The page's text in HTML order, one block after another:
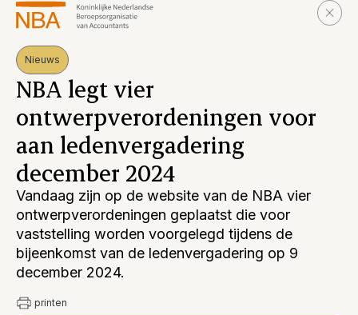
Nieuws
NBA legt vier
ontwerpverordeningen voor
aan ledenvergadering
december 2024
Vandaag zijn op de website van de NBA vier
ontwerpverordeningen geplaatst die voor
vaststelling worden voorgelegd tijdens de
bijeenkomst van de ledenvergadering op 9
december 2024.
printen